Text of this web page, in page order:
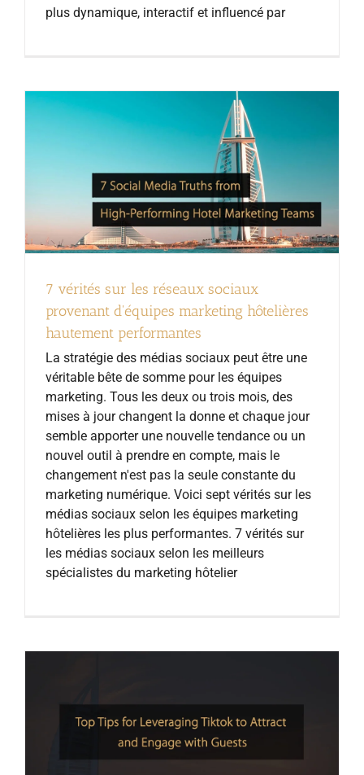
plus dynamique, interactif et influencé par
7 vérités sur les réseaux sociaux
provenant d'équipes marketing hôtelières
hautement performantes
La stratégie des médias sociaux peut être une
véritable bête de somme pour les équipes
marketing. Tous les deux ou trois mois, des
mises à jour changent la donne et chaque jour
semble apporter une nouvelle tendance ou un
nouvel outil à prendre en compte, mais le
changement n'est pas la seule constante du
marketing numérique. Voici sept vérités sur les
médias sociaux selon les équipes marketing
hôtelières les plus performantes. 7 vérités sur
les médias sociaux selon les meilleurs
spécialistes du marketing hôtelier